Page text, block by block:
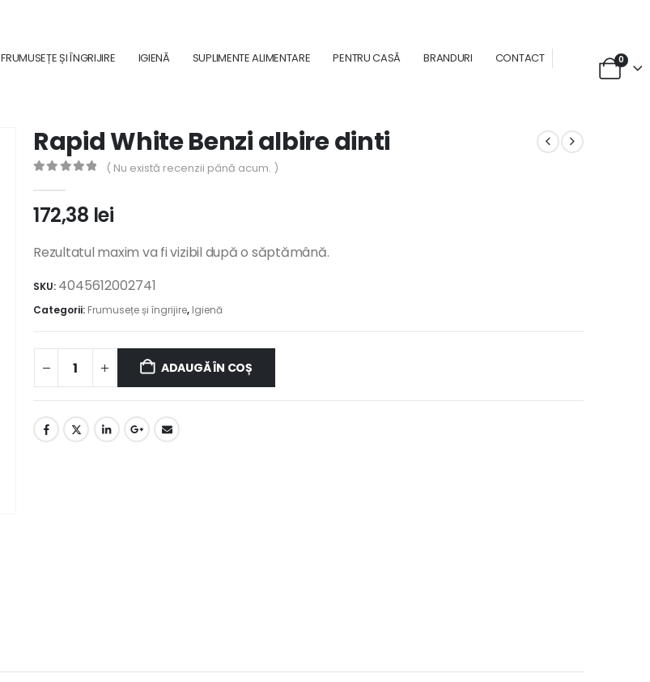
FRUMUSEȚE ȘI ÎNGRIJIRE IGIENĂ SUPLIMENTE ALIMENTARE PENTRU CASĂ BRANDURI CONTACT 0
Rapid White Benzi albire dinti
( Nu există recenzii până acum. )
172,38 lei
Rezultatul maxim va fi vizibil după o săptămână.
SKU: 4045612002741
Categorii: Frumusețe și îngrijire, Igienă
ADAUGĂ ÎN COȘ